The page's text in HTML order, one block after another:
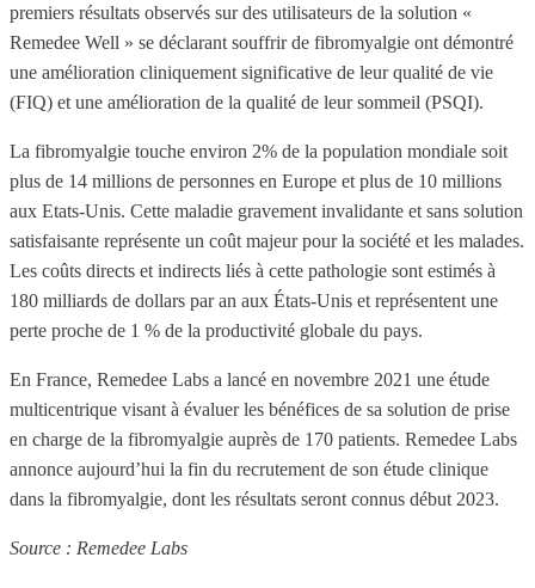
premiers résultats observés sur des utilisateurs de la solution «
Remedee Well » se déclarant souffrir de fibromyalgie ont démontré
une amélioration cliniquement significative de leur qualité de vie
(FIQ) et une amélioration de la qualité de leur sommeil (PSQI).
La fibromyalgie touche environ 2% de la population mondiale soit
plus de 14 millions de personnes en Europe et plus de 10 millions
aux Etats-Unis. Cette maladie gravement invalidante et sans solution
satisfaisante représente un coût majeur pour la société et les malades.
Les coûts directs et indirects liés à cette pathologie sont estimés à
180 milliards de dollars par an aux États-Unis et représentent une
perte proche de 1 % de la productivité globale du pays.
En France, Remedee Labs a lancé en novembre 2021 une étude
multicentrique visant à évaluer les bénéfices de sa solution de prise
en charge de la fibromyalgie auprès de 170 patients. Remedee Labs
annonce aujourd’hui la fin du recrutement de son étude clinique
dans la fibromyalgie, dont les résultats seront connus début 2023.
Source : Remedee Labs